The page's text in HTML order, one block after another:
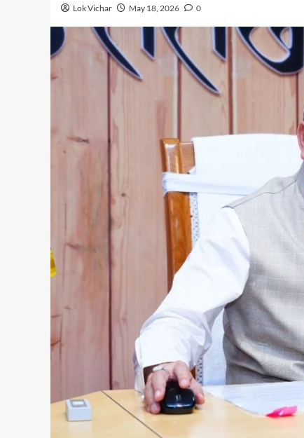
Lok Vichar May 18, 2026 0